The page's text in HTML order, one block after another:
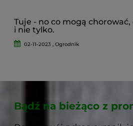
Tuje - no co mogą
i nie tylko.
02-11-2023 , Ogrodnik
Bądź na bieżąco z